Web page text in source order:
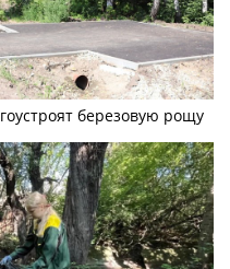
березовую рощу